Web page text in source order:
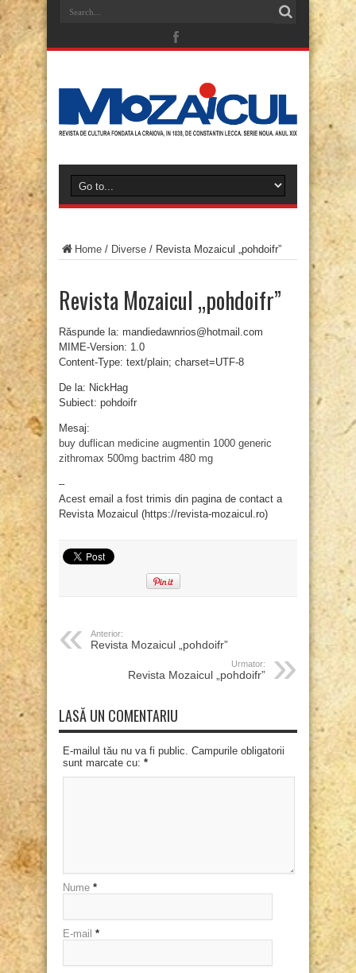
Home / Diverse / Revista Mozaicul „pohdoifr”
Revista Mozaicul „pohdoifr”
Răspunde la: mandiedawnrios@hotmail.com
MIME-Version: 1.0
Content-Type: text/plain; charset=UTF-8
De la: NickHag
Subiect: pohdoifr
Mesaj:
buy duflican medicine augmentin 1000 generic
zithromax 500mg bactrim 480 mg
–
Acest email a fost trimis din pagina de contact a
Revista Mozaicul (https://revista-mozaicul.ro)
Anterior:
Revista Mozaicul „pohdoifr”
Urmator:
Revista Mozaicul „pohdoifr”
LASĂ UN COMENTARIU
E-mailul tău nu va fi public. Campurile obligatorii
sunt marcate cu: *
Nume *
E-mail *